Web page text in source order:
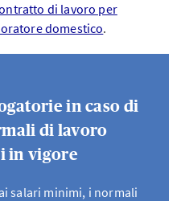
di lavoro per
domestico.
in caso di
di lavoro
in vigore
salari minimi, i normali